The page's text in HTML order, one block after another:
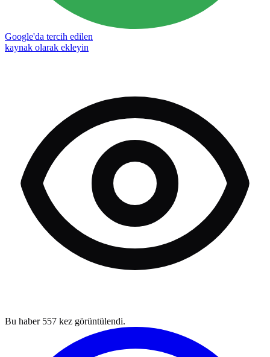
Google'da tercih edilen
kaynak olarak ekleyin
Bu haber 557 kez görüntülendi.